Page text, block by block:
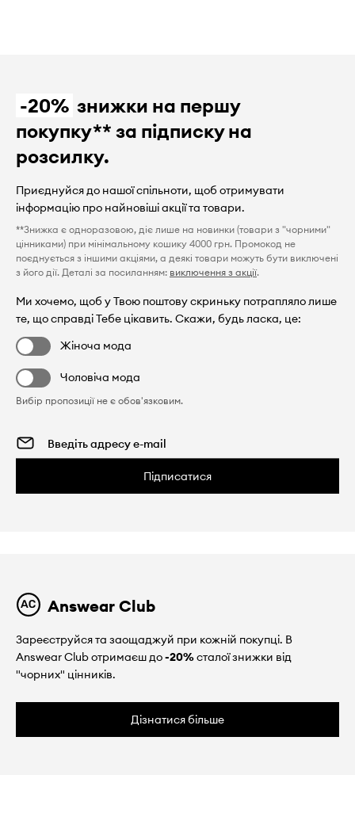
-20% знижки на першу
покупку** за підписку на
розсилку.
Приєднуйся до нашої спільноти, щоб отримувати
інформацію про найновіші акції та товари.
**Знижка є одноразовою, діє лише на новинки (товари з "чорними"
цінниками) при мінімальному кошику 4000 грн. Промокод не
поєднується з іншими акціями, а деякі товари можуть бути виключені
з його дії. Деталі за посиланням: виключення з акції.
Ми хочемо, щоб у Твою поштову скриньку потрапляло лише
те, що справді Тебе цікавить. Скажи, будь ласка, це:
Жіноча мода
Чоловіча мода
Вибір пропозиції не є обов'язковим.
Підписатися
Answear Club
Зареєструйся та заощаджуй при кожній покупці. В
Answear Club отримаєш до-20%сталої знижки від
"чорних" цінників.
Дізнатися більше